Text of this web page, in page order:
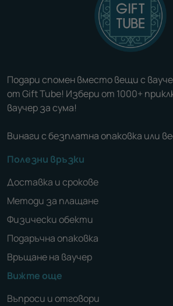
Подари спомен вместо вещи с
от Gift Tube! Избери от 1000+
ваучер за сума!
Винаги с безплатна опаковка или
Полезни връзки
Доставка и срокове
Методи за плащане
Физически обекти
Подаръчна опаковка
Връщане на ваучер
Вижте още
Въпроси и отговори